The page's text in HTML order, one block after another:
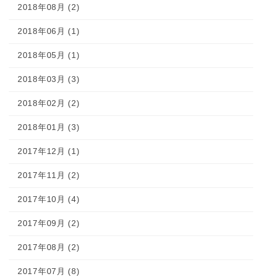
2018年08月 (2)
2018年06月 (1)
2018年05月 (1)
2018年03月 (3)
2018年02月 (2)
2018年01月 (3)
2017年12月 (1)
2017年11月 (2)
2017年10月 (4)
2017年09月 (2)
2017年08月 (2)
2017年07月 (8)